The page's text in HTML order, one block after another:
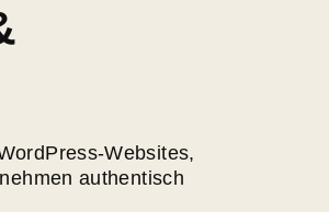
Websites,
authentisch